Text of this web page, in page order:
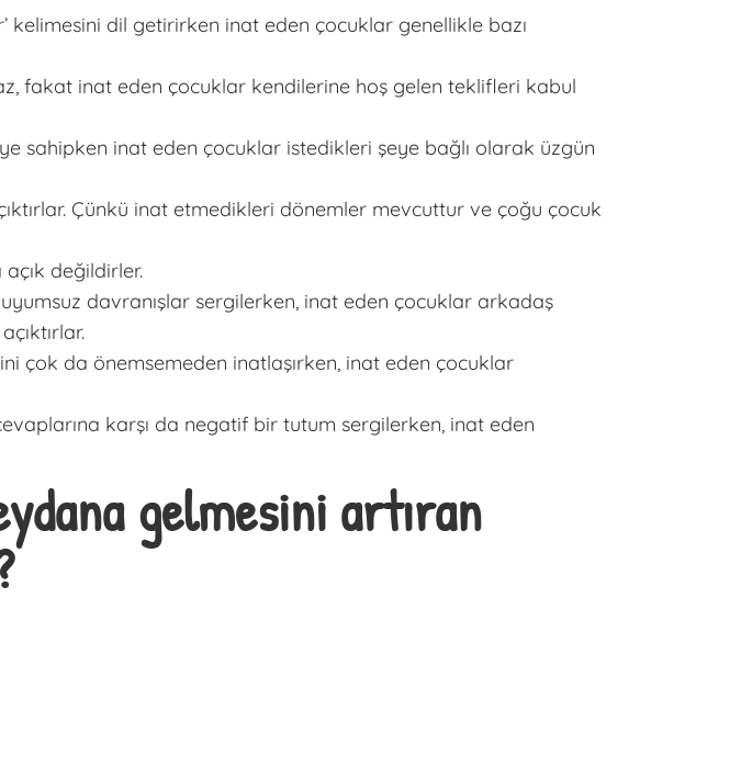
kelimesini dil getirirken inat eden çocuklar genellikle bazı
fakat inat eden çocuklar kendilerine hoş gelen teklifleri kabul
sahipken inat eden çocuklar istedikleri şeye bağlı olarak üzgün
Çünkü inat etmedikleri dönemler mevcuttur ve çoğu çocuk
değildirler.
davranışlar sergilerken, inat eden çocuklar arkadaş
çok da önemsemeden inatlaşırken, inat eden çocuklar
karşı da negatif bir tutum sergilerken, inat eden
gelmesini artıran